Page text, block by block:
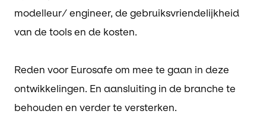
modelleur/ engineer, de gebruiksvriendelijkheid
van de tools en de kosten.
Reden voor Eurosafe om mee te gaan in deze
ontwikkelingen. En aansluiting in de branche te
behouden en verder te versterken.